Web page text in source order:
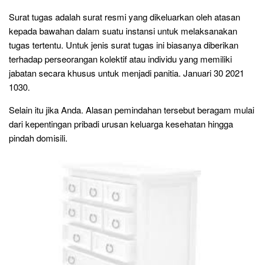
Surat tugas adalah surat resmi yang dikeluarkan oleh atasan
kepada bawahan dalam suatu instansi untuk melaksanakan
tugas tertentu. Untuk jenis surat tugas ini biasanya diberikan
terhadap perseorangan kolektif atau individu yang memiliki
jabatan secara khusus untuk menjadi panitia. Januari 30 2021
1030.
Selain itu jika Anda. Alasan pemindahan tersebut beragam mulai
dari kepentingan pribadi urusan keluarga kesehatan hingga
pindah domisili.